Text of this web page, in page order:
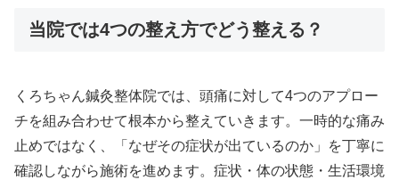
当院では4つの整え方でどう整える？
くろちゃん鍼灸整体院では、頭痛に対して4つのアプロー
チを組み合わせて根本から整えていきます。一時的な痛み
止めではなく、「なぜその症状が出ているのか」を丁寧に
確認しながら施術を進めます。症状・体の状態・生活環境